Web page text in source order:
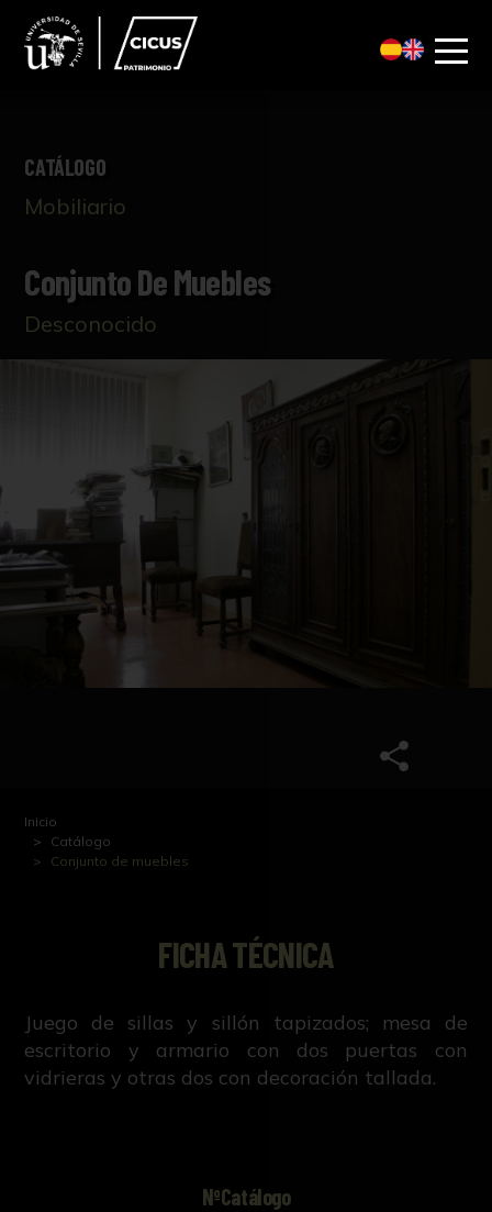
CATÁLOGO
Mobiliario
Conjunto De Muebles
Desconocido
Inicio
Catálogo
Conjunto de muebles
FICHA TÉCNICA
Juego de sillas y sillón tapizados; mesa de
escritorio y armario con dos puertas con
vidrieras y otras dos con decoración tallada.
NºCatálogo